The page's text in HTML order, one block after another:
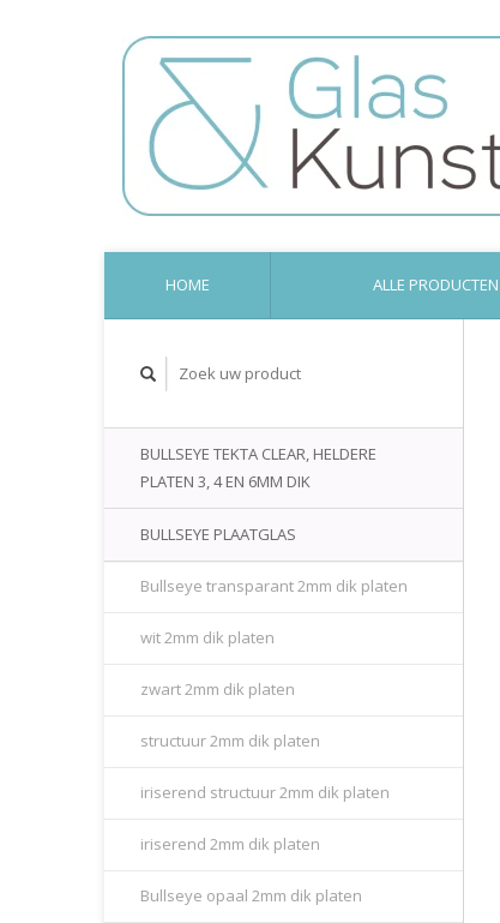
HOME ALLE PRODUCTEN
BULLSEYE TEKTA CLEAR, HELDERE
PLATEN 3, 4 EN 6MM DIK
BULLSEYE PLAATGLAS
Bullseye transparant 2mm dik platen
wit 2mm dik platen
zwart 2mm dik platen
structuur 2mm dik platen
iriserend structuur 2mm dik platen
iriserend 2mm dik platen
Bullseye opaal 2mm dik platen